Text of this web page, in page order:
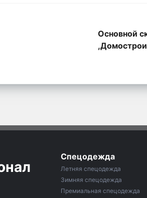
Основной
Спецодежда
Летняя спецодежда
Зимняя спецодежда
Премиальная спецодежда